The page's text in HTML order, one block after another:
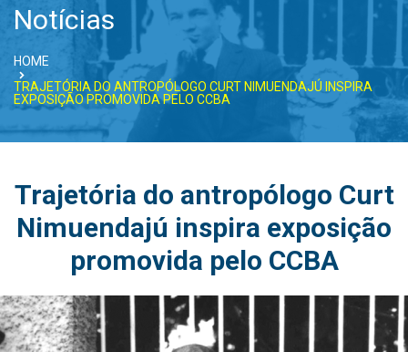
Notícias
HOME
TRAJETÓRIA DO ANTROPÓLOGO CURT NIMUENDAJÚ INSPIRA
EXPOSIÇÃO PROMOVIDA PELO CCBA
Trajetória do antropólogo Curt
Nimuendajú inspira exposição
promovida pelo CCBA